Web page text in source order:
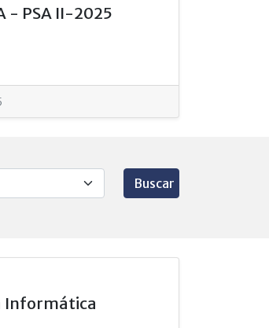
- PSA II-2025
Buscar
Informática